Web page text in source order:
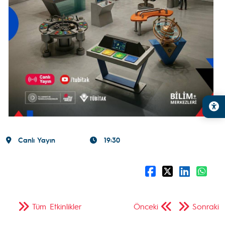
Canlı Yayın 19:30
Önceki Sonraki
Tüm Etkinlikler